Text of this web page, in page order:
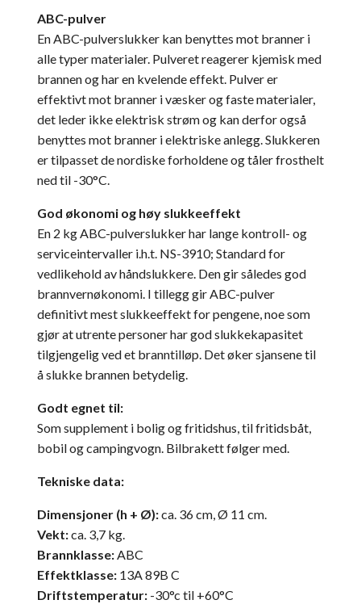
ABC-pulver
En ABC-pulverslukker kan benyttes mot branner i
alle typer materialer. Pulveret reagerer kjemisk med
brannen og har en kvelende effekt. Pulver er
effektivt mot branner i væsker og faste materialer,
det leder ikke elektrisk strøm og kan derfor også
benyttes mot branner i elektriske anlegg. Slukkeren
er tilpasset de nordiske forholdene og tåler frosthelt
ned til -30°C.
God økonomi og høy slukkeeffekt
En 2 kg ABC-pulverslukker har lange kontroll- og
serviceintervaller i.h.t. NS-3910; Standard for
vedlikehold av håndslukkere. Den gir således god
brannvernøkonomi. I tillegg gir ABC-pulver
definitivt mest slukkeeffekt for pengene, noe som
gjør at utrente personer har god slukkekapasitet
tilgjengelig ved et branntilløp. Det øker sjansene til
å slukke brannen betydelig.
Godt egnet til:
Som supplement i bolig og fritidshus, til fritidsbåt,
bobil og campingvogn. Bilbrakett følger med.
Tekniske data:
Dimensjoner (h + Ø):ca. 36 cm, Ø 11 cm.
Vekt:ca. 3,7 kg.
Brannklasse:ABC
Effektklasse: 13A 89B C
Driftstemperatur: -30°c til +60°C